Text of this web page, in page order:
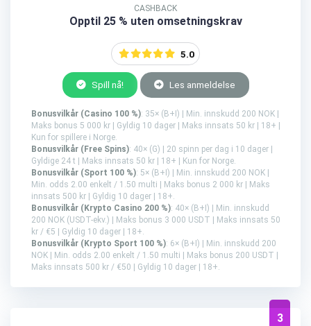
CASHBACK
Opptil 25 % uten omsetningskrav
5.0
Spill nå! Les anmeldelse
Bonusvilkår (Casino 100 %): 35× (B+I) | Min. innskudd 200 NOK |
Maks bonus 5 000 kr | Gyldig 10 dager | Maks innsats 50 kr | 18+ |
Kun for spillere i Norge.
Bonusvilkår (Free Spins): 40× (G) | 20 spinn per dag i 10 dager |
Gyldige 24 t | Maks innsats 50 kr | 18+ | Kun for Norge.
Bonusvilkår (Sport 100 %): 5× (B+I) | Min. innskudd 200 NOK |
Min. odds 2.00 enkelt / 1.50 multi | Maks bonus 2 000 kr | Maks
innsats 500 kr | Gyldig 10 dager | 18+.
Bonusvilkår (Krypto Casino 200 %): 40× (B+I) | Min. innskudd
200 NOK (USDT-ekv.) | Maks bonus 3 000 USDT | Maks innsats 50
kr / €5 | Gyldig 10 dager | 18+.
Bonusvilkår (Krypto Sport 100 %): 6× (B+I) | Min. innskudd 200
NOK | Min. odds 2.00 enkelt / 1.50 multi | Maks bonus 200 USDT |
Maks innsats 500 kr / €50 | Gyldig 10 dager | 18+.
3